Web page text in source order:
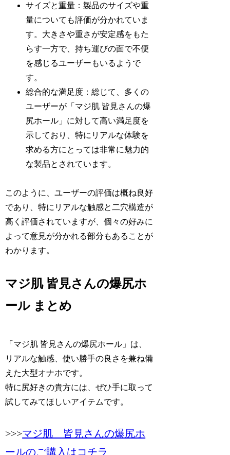
サイズと重量：製品のサイズや重
量についても評価が分かれていま
す。大きさや重さが安定感をもた
らす一方で、持ち運びの面で不便
を感じるユーザーもいるようで
す。
総合的な満足度：総じて、多くの
ユーザーが「マジ肌 皆見さんの爆
尻ホール」に対して高い満足度を
示しており、特にリアルな体験を
求める方にとっては非常に魅力的
な製品とされています。
このように、ユーザーの評価は概ね良好
であり、特にリアルな触感と二穴構造が
高く評価されていますが、個々の好みに
よって意見が分かれる部分もあることが
わかります。
マジ肌 皆見さんの爆尻ホ
ール まとめ
「マジ肌 皆見さんの爆尻ホール」は、
リアルな触感、使い勝手の良さを兼ね備
えた大型オナホです。
特に尻好きの貴方には、ぜひ手に取って
試してみてほしいアイテムです。
>>>マジ肌 皆見さんの爆尻ホ
ールのご購入はコチラ